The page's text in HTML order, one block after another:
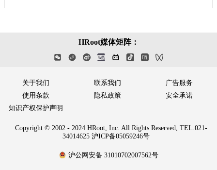
HRoot媒体矩阵：
关于我们 联系我们
广告服务
使用条款
隐私政策
安全承诺
知识产权保护声明
Copyright © 2002 - 2024 HRoot, Inc. All Rights Reserved, TEL:021-
34014625 沪ICP备05059246号
沪公网安备 31010702007562号